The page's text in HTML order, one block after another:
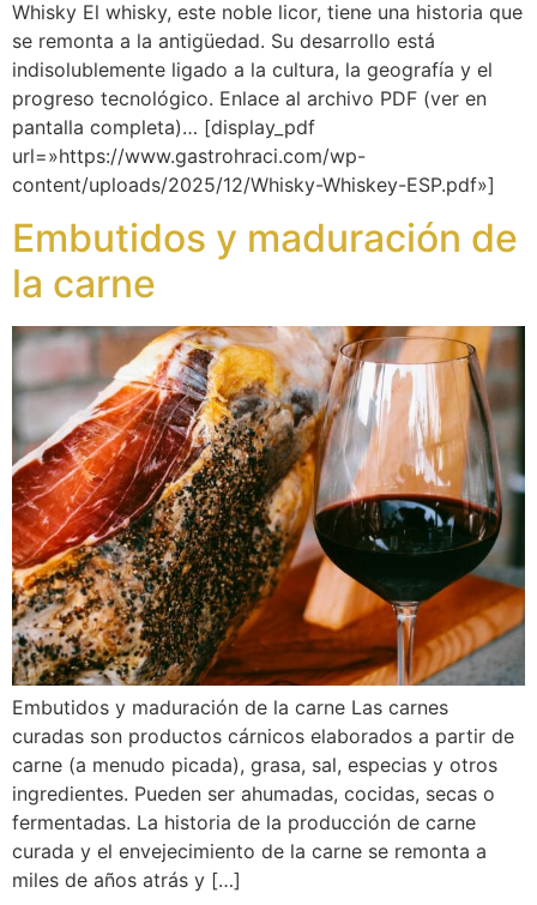
Whisky El whisky, este noble licor, tiene una historia que
se remonta a la antigüedad. Su desarrollo está
indisolublemente ligado a la cultura, la geografía y el
progreso tecnológico. Enlace al archivo PDF (ver en
pantalla completa)… [display_pdf
url=»https://www.gastrohraci.com/wp-
content/uploads/2025/12/Whisky-Whiskey-ESP.pdf»]
Embutidos y maduración de
la carne
Embutidos y maduración de la carne Las carnes
curadas son productos cárnicos elaborados a partir de
carne (a menudo picada), grasa, sal, especias y otros
ingredientes. Pueden ser ahumadas, cocidas, secas o
fermentadas. La historia de la producción de carne
curada y el envejecimiento de la carne se remonta a
miles de años atrás y […]